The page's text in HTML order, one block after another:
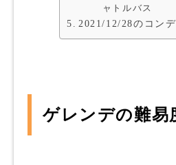
ャトルバス
2021/12/28のコン
ゲレンデの難易